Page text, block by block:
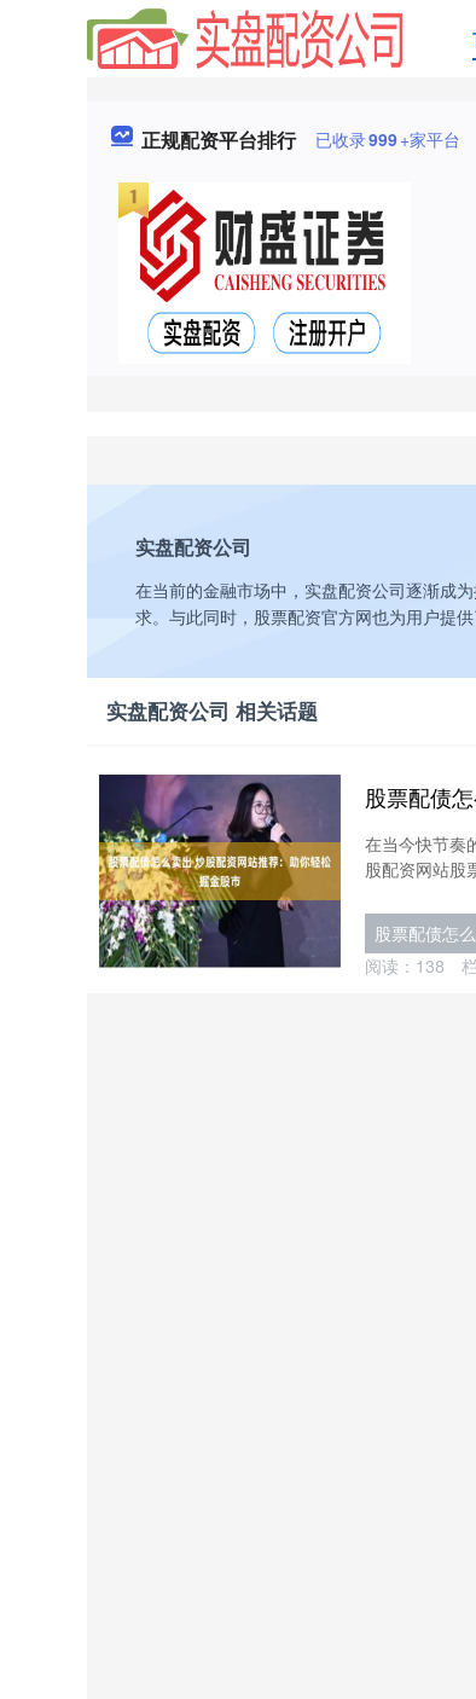
正规配资平台排行 已收录999+家平台
实盘配资公司
在当前的金融市场中，实盘配资公司逐渐成
求。与此同时，股票配资官方网也为用户提
实盘配资公司 相关话题
在当今快节奏
股配资网站股
股票配债怎
阅读： 138